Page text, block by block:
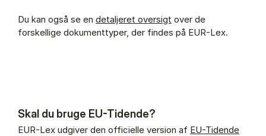
Du kan også se en detaljeret oversigt over de
forskellige dokumenttyper, der findes på EUR-Lex.
Skal du bruge EU-Tidende?
EUR-Lex udgiver den officielle version af EU-Tidende